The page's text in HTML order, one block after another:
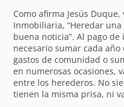
Como afirma Jesús
Inmobiliaria, “Heredar
buena noticia”. Al pago
necesario sumar cada
gastos de comunidad o
en numerosas ocasiones,
entre los herederos. No
tienen la misma prisa, ni